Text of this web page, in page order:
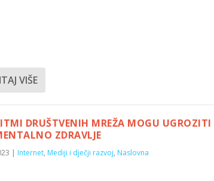
VIŠE
DRUŠTVENIH MREŽA MOGU UGROZITI
ZDRAVLJE
| Internet, Mediji i dječji razvoj, Naslovna